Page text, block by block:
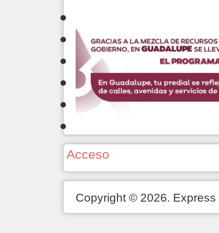
Acceso
Copyright © 2026. Express